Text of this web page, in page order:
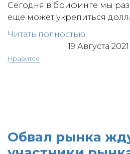
Сегодня в брифинге мы
еще может укрепиться
Читать полностью
19 Августа 2021
Нравится
Обвал рынка